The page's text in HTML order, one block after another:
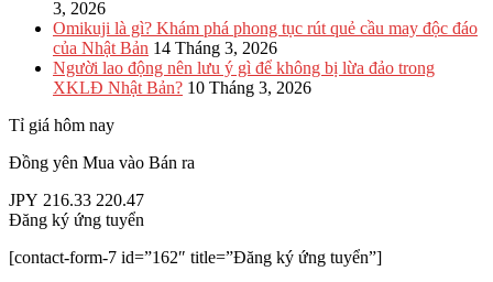
3, 2026
Omikuji là gì? Khám phá phong tục rút quẻ cầu may độc đáo
của Nhật Bản 14 Tháng 3, 2026
Người lao động nên lưu ý gì để không bị lừa đảo trong
XKLĐ Nhật Bản? 10 Tháng 3, 2026
Tỉ giá hôm nay
Đồng yên Mua vào Bán ra
JPY 216.33 220.47
Đăng ký ứng tuyển
[contact-form-7 id=”162″ title=”Đăng ký ứng tuyển”]